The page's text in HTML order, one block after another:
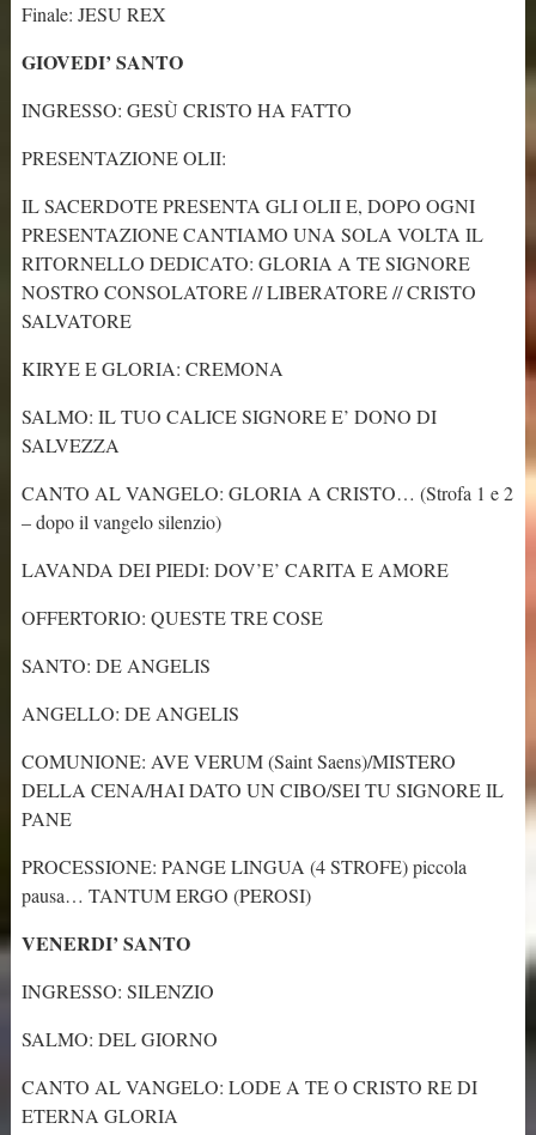
Finale: JESU REX
GIOVEDI’ SANTO
INGRESSO: GESÙ CRISTO HA FATTO
PRESENTAZIONE OLII:
IL SACERDOTE PRESENTA GLI OLII E, DOPO OGNI
PRESENTAZIONE CANTIAMO UNA SOLA VOLTA IL
RITORNELLO DEDICATO: GLORIA A TE SIGNORE
NOSTRO CONSOLATORE // LIBERATORE // CRISTO
SALVATORE
KIRYE E GLORIA: CREMONA
SALMO: IL TUO CALICE SIGNORE E’ DONO DI
SALVEZZA
CANTO AL VANGELO: GLORIA A CRISTO… (Strofa 1 e 2
– dopo il vangelo silenzio)
LAVANDA DEI PIEDI: DOV’E’ CARITA E AMORE
OFFERTORIO: QUESTE TRE COSE
SANTO: DE ANGELIS
ANGELLO: DE ANGELIS
COMUNIONE: AVE VERUM (Saint Saens)/MISTERO
DELLA CENA/HAI DATO UN CIBO/SEI TU SIGNORE IL
PANE
PROCESSIONE: PANGE LINGUA (4 STROFE) piccola
pausa… TANTUM ERGO (PEROSI)
VENERDI’ SANTO
INGRESSO: SILENZIO
SALMO: DEL GIORNO
CANTO AL VANGELO: LODE A TE O CRISTO RE DI
ETERNA GLORIA